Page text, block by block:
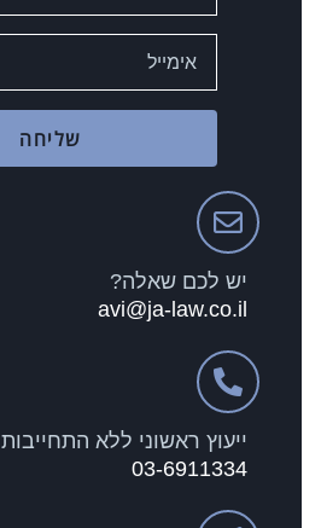
שליחה
יש לכם שאלה?
avi@ja-law.co.il
ייעוץ ראשוני ללא התחייבות
03-6911334